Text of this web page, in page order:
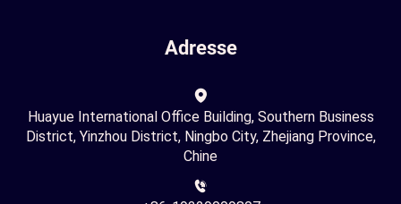
Adresse
Huayue International Office Building, Southern Business
District, Yinzhou District, Ningbo City, Zhejiang Province,
Chine